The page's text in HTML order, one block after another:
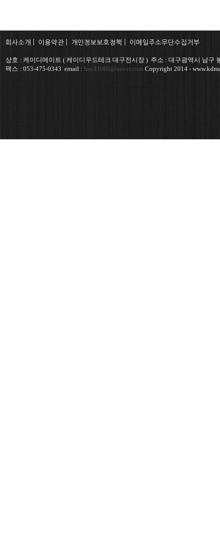
회사소개 이용약관 개인정보보호정책 이메일주소무단수집거부
상호 : 케이디메이트 ( 케이디우드테크 대구전시장 ) 주소 : 대구광역시 남구
팩스 : 053-475-0343 email : hsy31000@naver.comCopyright 2014 -